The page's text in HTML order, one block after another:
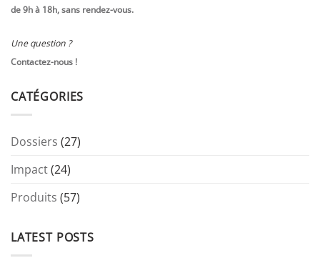
de 9h à 18h, sans rendez-vous.
Une question ?
Contactez-nous !
CATÉGORIES
Dossiers (27)
Impact(24)
Produits (57)
LATEST POSTS